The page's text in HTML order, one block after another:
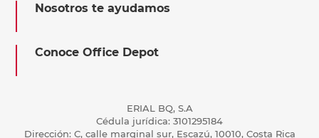
Nosotros te ayudamos
Conoce Office Depot
ERIAL BQ, S.A
Cédula jurídica: 3101295184
Dirección: C, calle marginal sur, Escazú, 10010, Costa Rica